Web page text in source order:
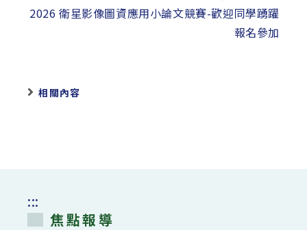
2026 衛星影像圖資應用小論文競賽-歡迎同學踴躍
報名參加
相關內容
:::
焦點報導